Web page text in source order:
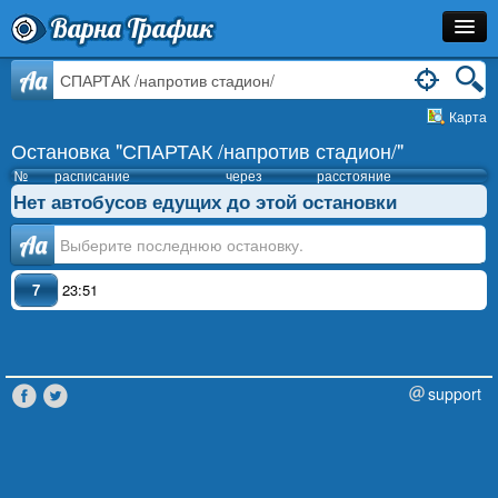
Варна Трафик
Остановка
Расписание
Как Добраться?
Инфо
Aa
Карта
Остановка "СПАРТАК /напротив стадион/"
№ расписание через расстояние
Нет автобусов едущих до этой остановки
Аа
7 23:51
support